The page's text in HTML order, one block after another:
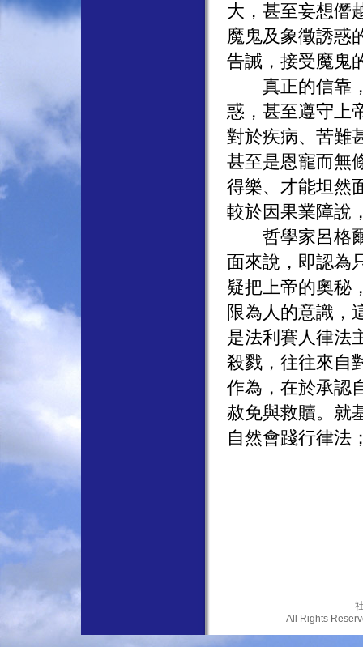
大，甚至妄想僭
魔鬼及象徵誘惑
告誡，接受魔鬼
真正的信靠，
惑，甚至遵守上
對於疾病、苦難
甚至是恩寵而無
得樂、才能坦然
較於因果業障說
哲學家呂格爾
面來說，即認為
疑把上帝的奧秘
限為人的意識，
是法利賽人律法
殺戮，往往來自
作為，在於承認
赦免與救贖。就
自然會踐行律法
All Rights